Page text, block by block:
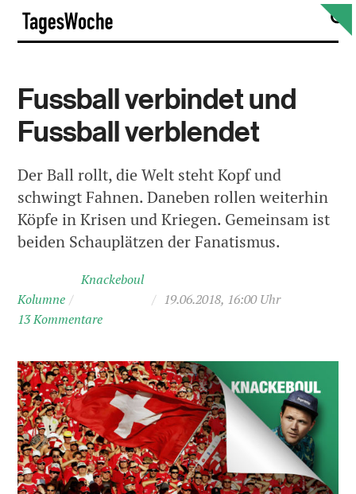
Skip
content
Fussball verbindet und
Fussball verblendet
Der Ball rollt, die Welt steht Kopf und
schwingt Fahnen. Daneben rollen weiterhin
Köpfe in Krisen und Kriegen. Gemeinsam ist
beiden Schauplätzen der Fanatismus.
Kolumne /
Knackeboul
/ 19.06.2018, 16:00 Uhr
13 Kommentare